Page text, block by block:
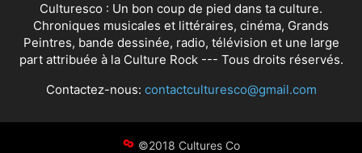
Culturesco : Un bon coup de pied dans ta culture.
Chroniques musicales et littéraires, cinéma, Grands
Peintres, bande dessinée, radio, télévision et une large
part attribuée à la Culture Rock --- Tous droits réservés.
Contactez-nous: contactculturesco@gmail.com
©2018 Cultures Co